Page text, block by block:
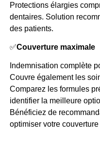
Protections élargies
dentaires. Solution
des patients.
✅Couverture maximale
Indemnisation complète
Couvre également les
Comparez les formules
identifier la meilleure
Bénéficiez de
optimiser votre